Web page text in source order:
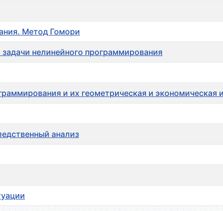
Метод Гомори
нелинейного программирования
и их геометрическая и экономическая
анализ